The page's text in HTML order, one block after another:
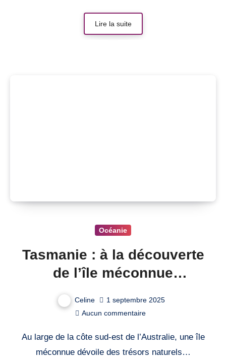
Lire la suite
Océanie
Tasmanie : à la découverte
de l’île méconnue
Celine
1 septembre 2025
Aucun commentaire
Au large de la côte sud-est de l’Australie, une île
méconnue dévoile des trésors naturels…